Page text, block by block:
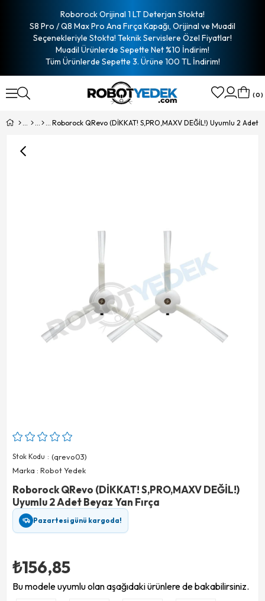
Roborock Orijinal 1 LT Deterjan Stokta!
S8 Pro / Q8 Max Pro Ana Fırça Kapağı, Orijinal ve Muadil
Seçenekleriyle Stokta! Teknik Servislere Özel Fiyatlar!
Muadil Ürünlerde Sepette Net %10 İndirim!
Tüm Ürünlerde Sepette 3. Ürüne 100 TL İndirim!
0
Stok Kodu
(qrevo03)
Marka : Robot Yedek
Roborock QRevo (DİKKAT! S,PRO,MAXV DEĞİL!)
Uyumlu 2 Adet Beyaz Yan Fırça
Pazartesi günü kargoda!
₺156,85
Bu modele uyumlu olan aşağıdaki ürünlere de bakabilirsiniz.